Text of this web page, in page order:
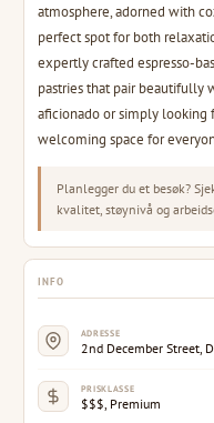
atmosphere, adorned with
perfect spot for both
expertly crafted espresso-
pastries that pair beautifully
aficionado or simply looking
welcoming space for
Planlegger du et besøk?
kvalitet, støynivå og
INFO
ADRESSE
2nd December Street,
PRISKLASSE
$$$, Premium